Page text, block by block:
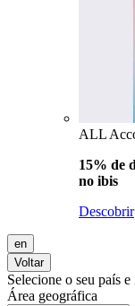
ALL
15% de
no ibis
Descobrir
en
Voltar
Selecione o seu país
Área geográfica